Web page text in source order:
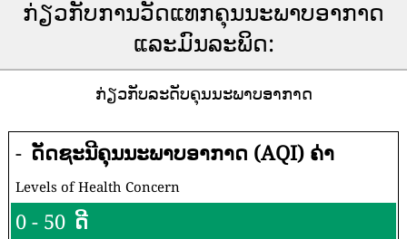
ກ່ຽວກັບການວັດແທກຄຸນນະພາບອາກາດ
ແລະມົນລະພິດ:
ກ່ຽວກັບລະດັບຄຸນນະພາບອາກາດ
- ດັດຊະນີຄຸນນະພາບອາກາດ (AQI) ຄ່າ
Levels of Health Concern
0 - 50 ດີ